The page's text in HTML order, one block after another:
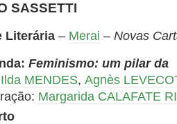
SASSETTI
Literária – Merai – Novas
Feminismo: um pilar da
Ilda MENDES, Agnès
: Margarida CALAFATE